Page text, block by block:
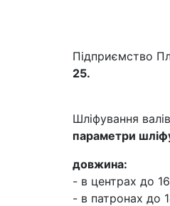
Підприємство
25.
Шліфування
параметри
довжина:
- в центрах до
- в патронах до